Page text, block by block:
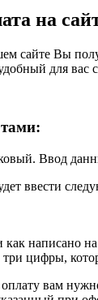
на
сайте Вы
для вас
Ввод
ввести
написано на
цифры,
вам